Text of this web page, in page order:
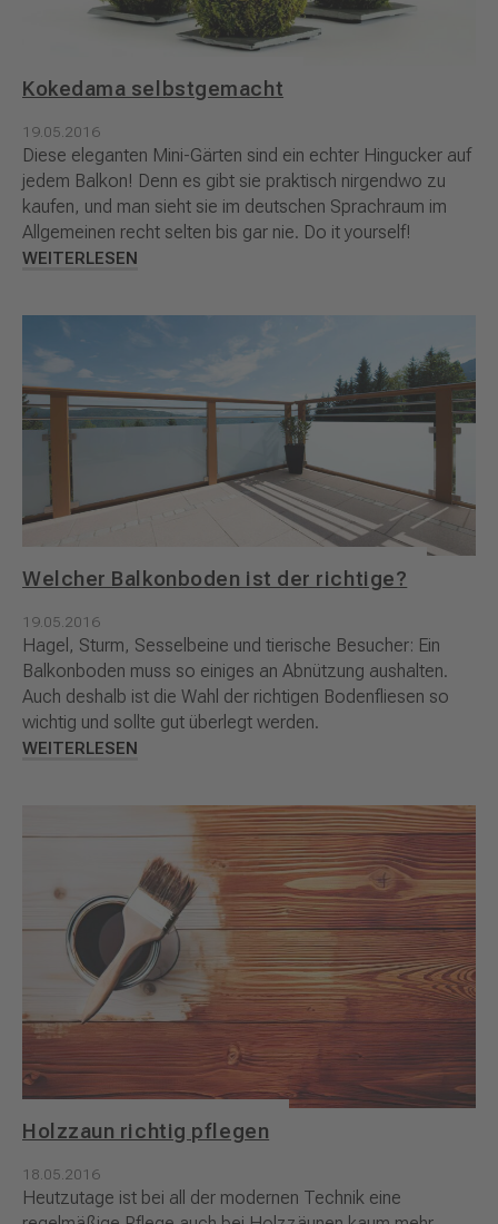
Kokedama selbstgemacht
19.05.2016
Diese eleganten Mini-Gärten sind ein echter Hingucker auf
jedem Balkon! Denn es gibt sie praktisch nirgendwo zu
kaufen, und man sieht sie im deutschen Sprachraum im
Allgemeinen recht selten bis gar nie. Do it yourself!
WEITERLESEN
Welcher Balkonboden ist der richtige?
19.05.2016
Hagel, Sturm, Sesselbeine und tierische Besucher: Ein
Balkonboden muss so einiges an Abnützung aushalten.
Auch deshalb ist die Wahl der richtigen Bodenfliesen so
wichtig und sollte gut überlegt werden.
WEITERLESEN
Holzzaun richtig pflegen
18.05.2016
Heutzutage ist bei all der modernen Technik eine